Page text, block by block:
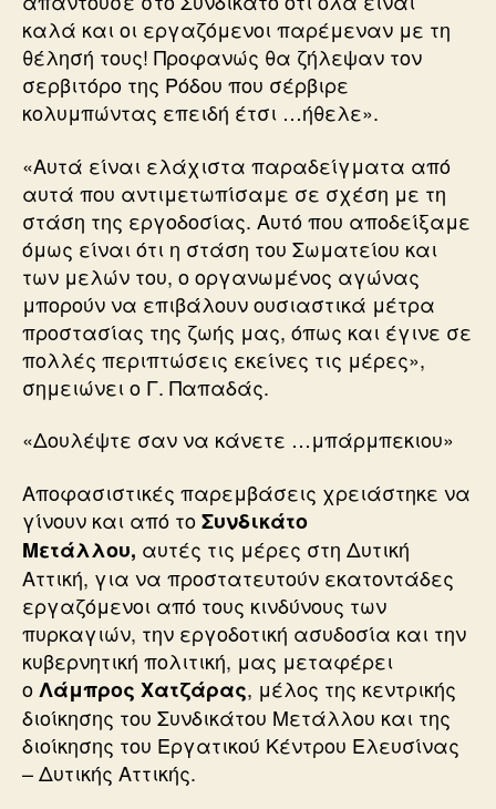
καλά και οι εργαζόμενοι παρέμεναν με τη
θέλησή τους! Προφανώς θα ζήλεψαν τον
σερβιτόρο της Ρόδου που σέρβιρε
κολυμπώντας επειδή έτσι …ήθελε».
«Αυτά είναι ελάχιστα παραδείγματα από
αυτά που αντιμετωπίσαμε σε σχέση με τη
στάση της εργοδοσίας. Αυτό που αποδείξαμε
όμως είναι ότι η στάση του Σωματείου και
των μελών του, ο οργανωμένος αγώνας
μπορούν να επιβάλουν ουσιαστικά μέτρα
προστασίας της ζωής μας, όπως και έγινε σε
πολλές περιπτώσεις εκείνες τις μέρες»,
σημειώνει ο Γ. Παπαδάς.
«Δουλέψτε σαν να κάνετε …μπάρμπεκιου»
Αποφασιστικές παρεμβάσεις χρειάστηκε να
γίνουν και από τοΣυνδικάτο
Μετάλλου, αυτές τις μέρες στη Δυτική
Αττική, για να προστατευτούν εκατοντάδες
εργαζόμενοι από τους κινδύνους των
πυρκαγιών, την εργοδοτική ασυδοσία και την
κυβερνητική πολιτική, μας μεταφέρει
οΛάμπρος Χατζάρας, μέλος της κεντρικής
διοίκησης του Συνδικάτου Μετάλλου και της
διοίκησης του Εργατικού Κέντρου Ελευσίνας
– Δυτικής Αττικής.